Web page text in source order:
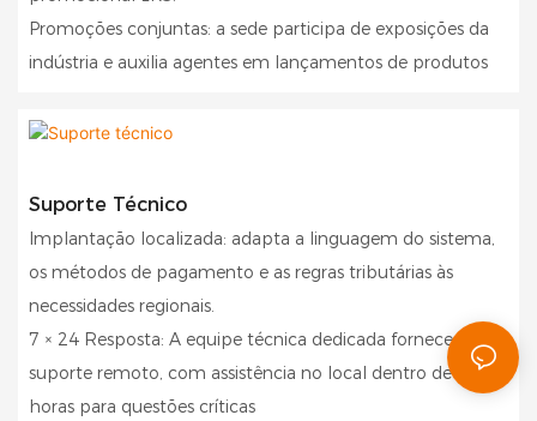
Promoções conjuntas: a sede participa de exposições da
indústria e auxilia agentes em lançamentos de produtos
Suporte Técnico
Implantação localizada: adapta a linguagem do sistema,
os métodos de pagamento e as regras tributárias às
necessidades regionais.
7 × 24 Resposta: A equipe técnica dedicada fornece
suporte remoto, com assistência no local dentro de 48
horas para questões críticas